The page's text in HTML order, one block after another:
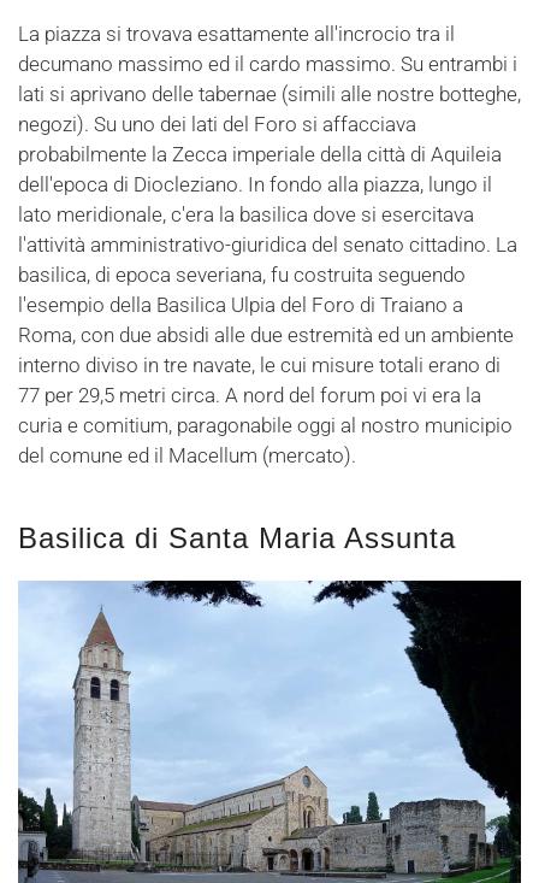
La piazza si trovava esattamente all'incrocio tra il
decumano massimo ed il cardo massimo. Su entrambi i
lati si aprivano delle tabernae (simili alle nostre botteghe,
negozi). Su uno dei lati del Foro si affacciava
probabilmente la Zecca imperiale della città di Aquileia
dell'epoca di Diocleziano. In fondo alla piazza, lungo il
lato meridionale, c'era la basilica dove si esercitava
l'attività amministrativo-giuridica del senato cittadino. La
basilica, di epoca severiana, fu costruita seguendo
l'esempio della Basilica Ulpia del Foro di Traiano a
Roma, con due absidi alle due estremità ed un ambiente
interno diviso in tre navate, le cui misure totali erano di
77 per 29,5 metri circa. A nord del forum poi vi era la
curia e comitium, paragonabile oggi al nostro municipio
del comune ed il Macellum (mercato).
Basilica di Santa Maria Assunta